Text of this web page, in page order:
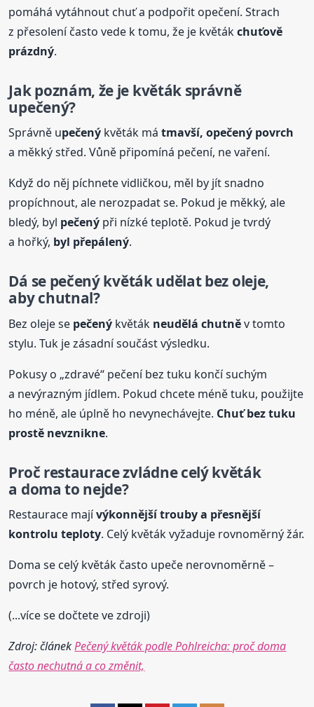
pomáhá vytáhnout chuť a podpořit opečení. Strach
z přesolení často vede k tomu, že je květákchuťově
prázdný.
Jak poznám, že je květák správně
upečený?
Správně upečený květák mátmavší, opečený povrch
a měkký střed. Vůně připomíná pečení, ne vaření.
Když do něj píchnete vidličkou, měl by jít snadno
propíchnout, ale nerozpadat se. Pokud je měkký, ale
bledý, byl pečený při nízké teplotě. Pokud je tvrdý
a hořký, byl přepálený.
Dá se pečenýkvěták udělat bez oleje,
aby chutnal?
Bez oleje se pečený květák neudělá chutněv tomto
stylu. Tuk je zásadní součást výsledku.
Pokusy o „zdravé“ pečení bez tuku končí suchým
a nevýrazným jídlem. Pokud chcete méně tuku, použijte
ho méně, ale úplně ho nevynechávejte. Chuť bez tuku
prostě nevznikne.
Proč restaurace zvládne celý květák
a doma to nejde?
Restaurace majívýkonnější trouby a přesnější
kontrolu teploty. Celý květák vyžaduje rovnoměrný žár.
Doma se celý květák často upeče nerovnoměrně –
povrch je hotový, střed syrový.
(...více se dočtete ve zdroji)
Zdroj: článekPečený květák podle Pohlreicha: proč doma
často nechutná a co změnit,